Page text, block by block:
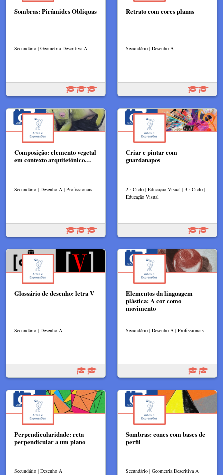
Sombras: Pirâmides Oblíquas
Secundário | Geometria Descritiva A
Retrato com cores planas
Secundário | Desenho A
Composição: elemento vegetal
em contexto arquitetónico…
Secundário | Desenho A | Profissionais
Criar e pintar com
guardanapos
2.º Ciclo | Educação Visual | 3.º Ciclo |
Educação Visual
Glossário de desenho: letra V
Secundário | Desenho A
Elementos da linguagem
plástica: A cor como
movimento
Secundário | Desenho A | Profissionais
Perpendicularidade: reta
perpendicular a um plano
Secundário | Desenho A
Sombras: cones com bases de
perfil
Secundário | Geometria Descritiva A